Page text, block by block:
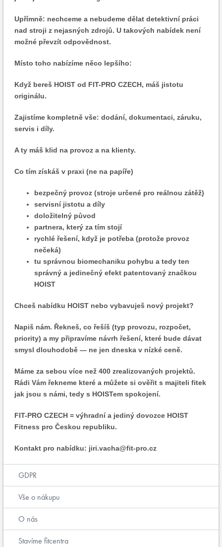
Upřímně: nechceme a nebudeme dělat detektivní práci
nad stroji z nejasných zdrojů. U takových nabídek není
možné převzít odpovědnost.
Místo toho nabízíme něco lepšího:
Když bereš HOIST od FIT-PRO CZECH, máš jistotu
originálu.
Zajistíme kompletně vše: dodání, dokumentaci, záruku,
servis i díly.
A ty máš klid na provoz a na klienty.
Co tím získáš v praxi (ne na papíře)
bezpečný provoz (stroje určené pro reálnou zátěž)
servisní jistotu a díly
doložitelný původ
partnera, který za tím stojí
rychlé řešení, když je potřeba (protože provoz
nečeká)
tu správnou biomechaniku pohybu a tedy ten
správný a jedinečný efekt patentovaný značkou
HOIST
Chceš nabídku HOIST nebo vybavuješ nový projekt?
Napiš nám. Řekneš, co řešíš (typ provozu, rozpočet,
priority) a my připravíme návrh řešení, které bude dávat
smysl dlouhodobě — ne jen dneska v nízké ceně.
Máme za sebou více než 400 zrealizovaných projektů.
Rádi Vám řekneme které a můžete si ověřit s majiteli fitek
jak jsou s námi, tedy s HOISTem spokojení.
FIT-PRO CZECH = výhradní a jediný dovozce HOIST
Fitness pro Českou republiku.
Kontakt pro nabídku: jiri.vacha@fit-pro.cz
GDPR
Vše o nákupu
O nás
Stavíme fitcentra